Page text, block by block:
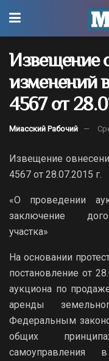
Извещение
изменений
4567 от
Миасский Рабочий
Извещение
4567 от 28.07.2015 г.
«О проведении
заключение
участка»
На основании
постановление от
аукциона по
аренды
Федеральным
общих